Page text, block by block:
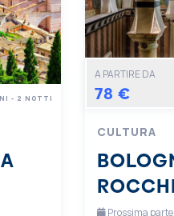
- 2 NOTTI
A PARTIRE DA
78 €
CULTURA
Prossima